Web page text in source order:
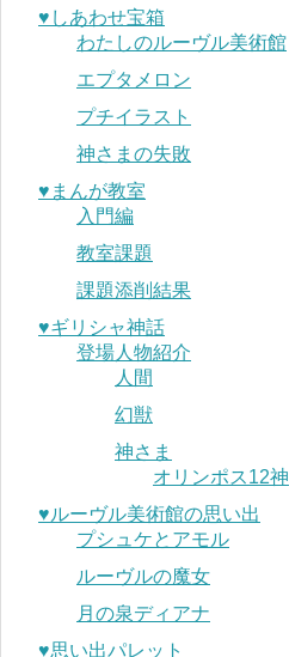
♥︎しあわせ宝箱
わたしのルーヴル美術館
エプタメロン
プチイラスト
神さまの失敗
♥︎まんが教室
入門編
教室課題
課題添削結果
♥︎ギリシャ神話
登場人物紹介
人間
幻獣
神さま
オリンポス12神
♥︎ルーヴル美術館の思い出
プシュケとアモル
ルーヴルの魔女
月の泉ディアナ
♥︎思い出パレット